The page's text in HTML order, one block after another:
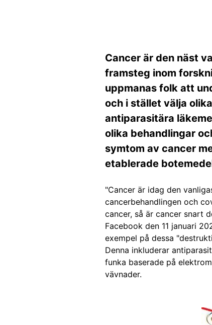
Cancer är den näst
framsteg inom
uppmanas folk att
och i stället välja
antiparasitära
olika behandlingar
symtom av cancer
etablerade
"Cancer är idag den
cancerbehandlingen och
cancer, så är cancer snart
Facebook den 11 januari
exempel på dessa
Denna inkluderar
funka baserade på
vävnader.